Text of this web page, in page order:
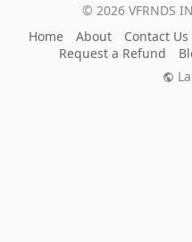
© 2026 VFRNDS
Home
About Contact Us
Request a Refund